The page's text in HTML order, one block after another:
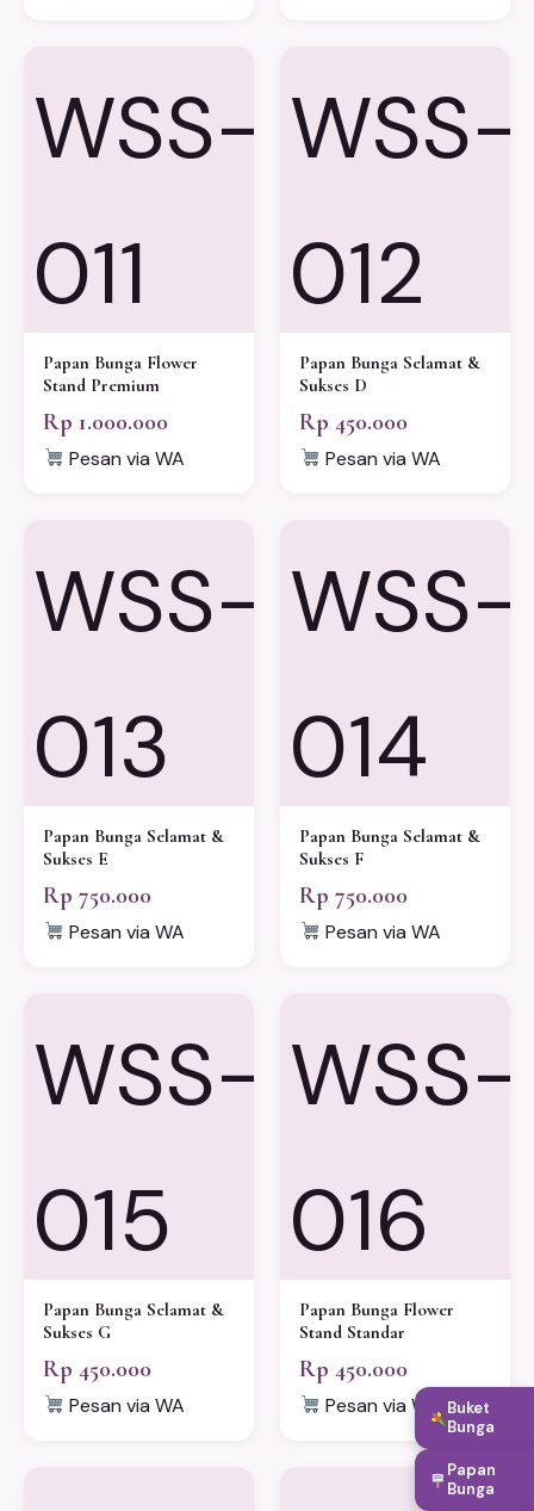
WSS-
011
Papan Bunga Flower
Stand Premium
Rp 1.000.000
Pesan via WA
WSS-
012
Papan Bunga Selamat &
Sukses D
Rp 450.000
Pesan via WA
WSS-
013
Papan Bunga Selamat &
Sukses E
Rp 750.000
Pesan via WA
WSS-
014
Papan Bunga Selamat &
Sukses F
Rp 750.000
Pesan via WA
WSS-
015
Papan Bunga Selamat &
Sukses G
Rp 450.000
Pesan via WA
WSS-
016
Papan Bunga Flower
Stand Standar
Rp 450.000
Pesan via WA Buket
Bunga
Papan
Bunga